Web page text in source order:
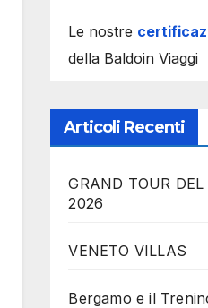
Le nostre
della Baldoin Viaggi
Articoli Recenti
GRAND TOUR
2026
VENETO VILLAS
Bergamo e il